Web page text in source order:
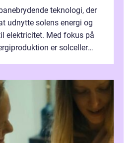
teknologi, der
udnytte solens energi og
elektricitet. Med fokus på
er solceller